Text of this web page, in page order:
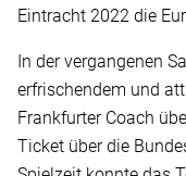
Eintracht 2022 die
In der vergangenen
erfrischendem und
Frankfurter Coach
Ticket über die